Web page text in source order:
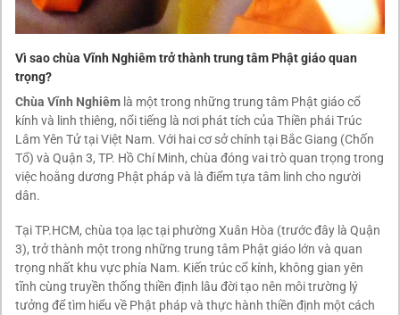
Vì sao chùa Vĩnh Nghiêm trở thành trung tâm Phật giáo quan
trọng?
Chùa Vĩnh Nghiêm là một trong những trung tâm Phật giáo cổ
kính và linh thiêng, nổi tiếng là nơi phát tích của Thiền phái Trúc
Lâm Yên Tử tại Việt Nam. Với hai cơ sở chính tại Bắc Giang (Chốn
Tổ) và Quận 3, TP. Hồ Chí Minh, chùa đóng vai trò quan trọng trong
việc hoằng dương Phật pháp và là điểm tựa tâm linh cho người
dân.
Tại TP.HCM, chùa tọa lạc tại phường Xuân Hòa (trước đây là Quận
3), trở thành một trong những trung tâm Phật giáo lớn và quan
trọng nhất khu vực phía Nam. Kiến trúc cổ kính, không gian yên
tĩnh cùng truyền thống thiền định lâu đời tạo nên môi trường lý
tưởng để tìm hiểu về Phật pháp và thực hành thiền định một cách